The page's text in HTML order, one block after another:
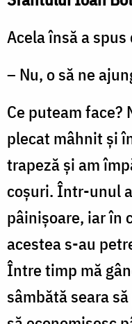
Acela însă a
– Nu, o să ne
Ce puteam face?
plecat mâhnit şi
trapeză şi am
coşuri. Într-unul
pâinişoare, iar în
acestea s-au
Între timp mă
sâmbătă seara